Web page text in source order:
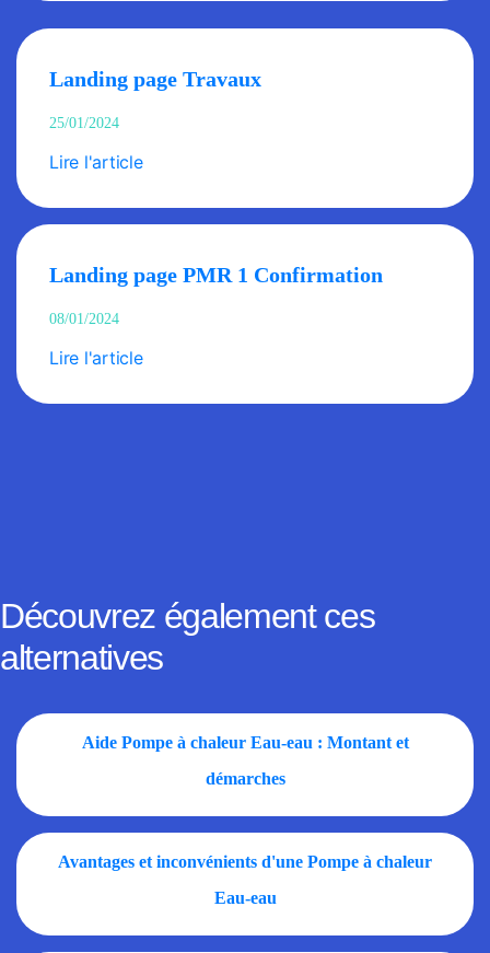
Landing page Travaux
25/01/2024
Lire l'article
Landing page PMR 1 Confirmation
08/01/2024
Lire l'article
Découvrez également ces
alternatives
Aide Pompe à chaleur Eau-eau : Montant et
démarches
Avantages et inconvénients d'une Pompe à chaleur
Eau-eau